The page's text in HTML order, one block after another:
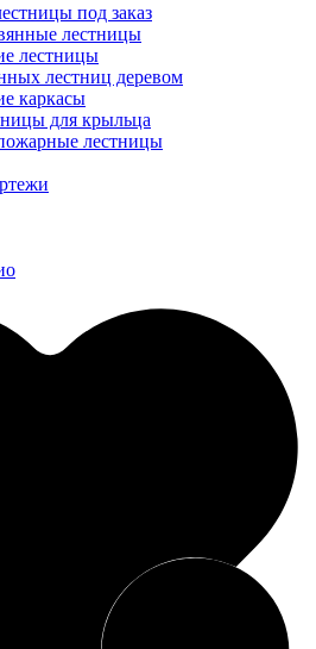
под заказ
лестницы
лестницы
лестниц деревом
каркасы
для крыльца
лестницы